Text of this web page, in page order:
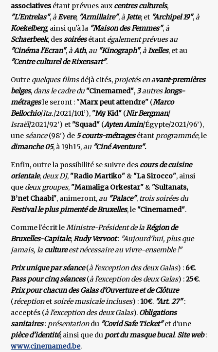
associativesétant prévues auxcentresculturels,
"L'Entrelas",àEvere, "Armillaire",à Jette, et "Archipel 19",à
Koekelberg, ainsi qu'à la "Maison desFemmes",à
Schaerbeek, dessoiréesétant également prévues au
"Cinéma l'Ecran",àAth,au "Kinograph",àIxelles, et au
"Centre culturel de Rixensart".
Outre quelques filmsdéjà cités, projetés en avant-premières
belges, dans le cadre du"Cinemamed",3autreslongs-
métragesle seront : "Marx peut attendre" (Marco
Bellochio/Ita./2021/101’), "My Kid" (Nir Bergman/
Israël/2021/92’) et "Squad" (Ayten Amin/Égypte/2021/96’),
uneséance(98') de 5 courts-métragesétant programmée, le
dimanche 05, à 19h15,au "Ciné Aventure".
Enfin, outre la possibilité se suivre des cours de cuisine
orientale, deux DJ, "Radio Martiko" & "La Sirocco", ainsi
que deux groupes, "Mamaliga Orkestar" & "Sultanats,
B’net Chaabi", animeront,au"Palace", trois soirées du
Festival le plus pimenté de Bruxelles, le "Cinemamed".
Comme l'écrit leMinistre-Président de laRégion de
Bruxelles-Capitale,Rudy Vervoot: "Aujourd’hui, plus que
jamais, la cultureest nécessaire au vivre-ensemble !"
Prix unique par séance(à l'exception des deux Galas) : 6€.
Pass pour cinq séances(à l'exception des deux Galas) :25€.
Prix pour chacun des Galas d'Ouverture et de Clôture
(réceptionetsoirée musicale incluses) :10€. "Art. 27":
acceptés (à l'exception des deux Galas). Obligations
sanitaires: présentationdu "Covid Safe Ticket"et d'une
pièce d'identité, ainsi que du port du masque bucal. Site web:
www.cinemamed.be.